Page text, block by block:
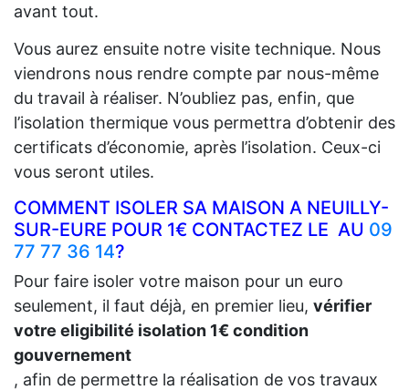
avant tout.
Vous aurez ensuite notre visite technique. Nous
viendrons nous rendre compte par nous-même
du travail à réaliser. N’oubliez pas, enfin, que
l’isolation thermique vous permettra d’obtenir des
certificats d’économie, après l’isolation. Ceux-ci
vous seront utiles.
COMMENT ISOLER SA MAISON A NEUILLY-
SUR-EURE POUR 1€ CONTACTEZ LE AU 09
77 77 36 14?
Pour faire isoler votre maison pour un euro
seulement, il faut déjà, en premier lieu, vérifier
votre eligibilité isolation 1€ condition
gouvernement
, afin de permettre la réalisation de vos travaux